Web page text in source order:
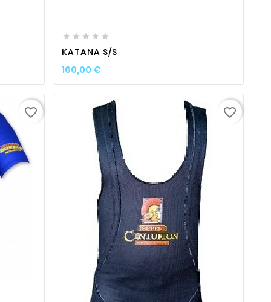
    
KATANA S/S
160,00 €Prix
favorite_border favorite_border